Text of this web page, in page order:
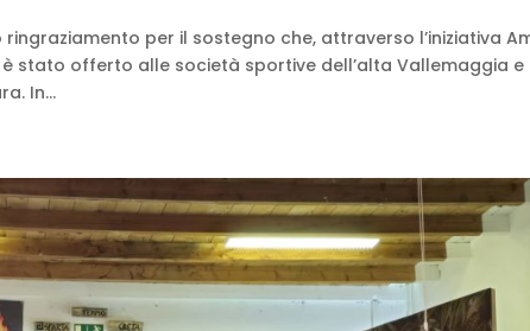
per il sostegno che, attraverso l’iniziativa
stato offerto alle società sportive dell’alta Vallemaggia e
In...